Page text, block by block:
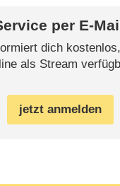
per E-
dich
als Stream
jetzt anmelden